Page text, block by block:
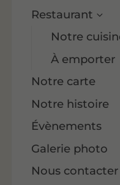
Restaurant
Notre
À emporter
Notre carte
Notre histoire
Évènements
Galerie photo
Nous contacter